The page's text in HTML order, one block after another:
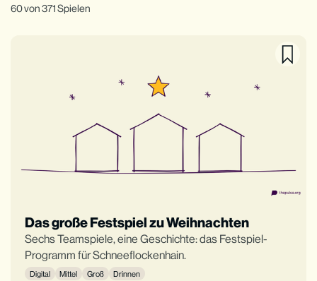
60 von 371 Spielen
Das große Festspiel zu Weihnachten
Sechs Teamspiele, eine Geschichte: das Festspiel-
Programm für Schneeflockenhain.
Digital Mittel Groß Drinnen